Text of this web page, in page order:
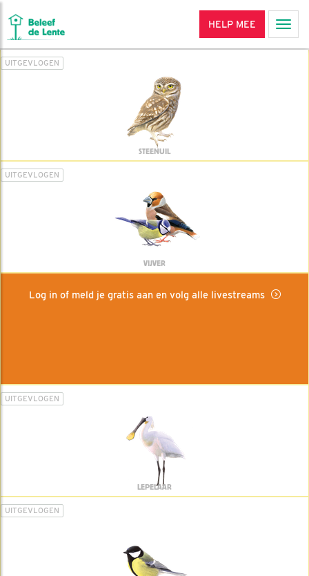
HELP MEE
UITGEVLOGEN
STEENUIL
UITGEVLOGEN
VIJVER
Log in of meld je gratis aan en volg alle livestreams
UITGEVLOGEN
LEPELAAR
UITGEVLOGEN